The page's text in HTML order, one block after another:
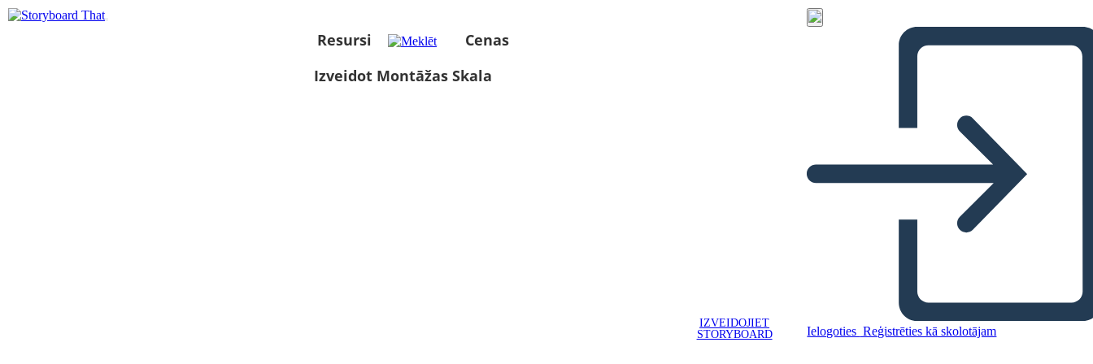
Resursi
Cenas
Izveidot Montāžas Skala
IZVEIDOJIET
STORYBOARD
Ielogoties Reģistrēties kā skolotājam